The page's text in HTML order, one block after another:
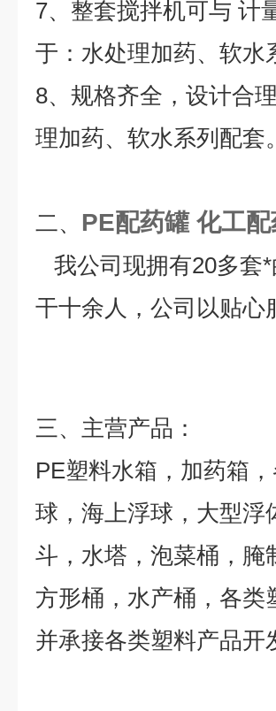
7、整套搅拌机可与 计
于：水处理加药、软水
8、规格齐全，设计合
理加药、软水系列配套。
二、 PE配药罐 化工
我公司现拥有20多套
干十余人，公司以贴心
三、 主营产品：
PE塑料水箱，加药箱
球，海上浮球，大型浮
斗，水塔，泡菜桶，腌
方形桶，水产桶，各类
并承接各类塑料产品